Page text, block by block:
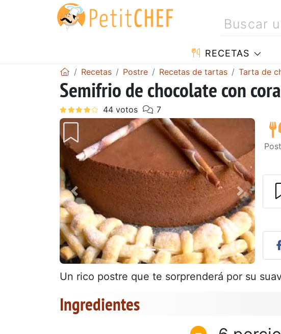
RECETAS
Recetas Postre Recetas de tartas Tarta de
Semifrio de chocolate con
Anterior
Un rico postre que te sorprenderá por su
Ingredientes